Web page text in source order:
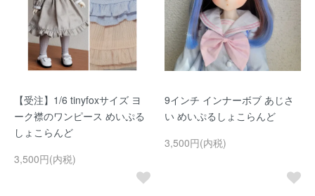
【受注】1/6 tinyfoxサイズ ヨ
ーク襟のワンピース めいぷる
しょこらんど
3,500円(内税)
9インチ インナーボブ あじさ
い めいぷるしょこらんど
3,500円(内税)